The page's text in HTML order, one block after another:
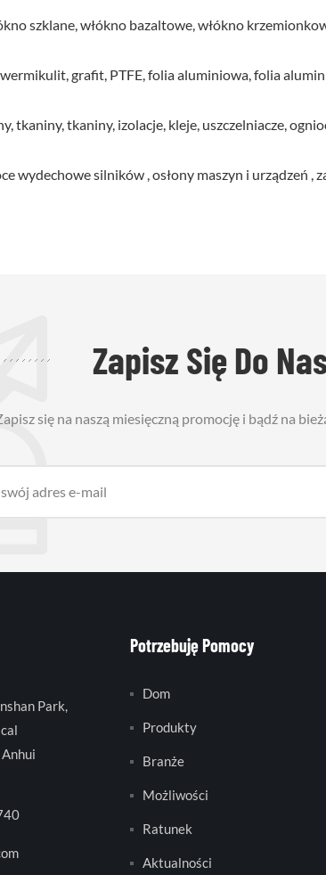
szklane, włókno bazaltowe, włókno
grafit, PTFE, folia aluminiowa, folia
tkaniny, tkaniny, izolacje, kleje, uszczelniacze,
wydechowe silników , osłony maszyn i urządzeń ,
Zapisz Się Do
się na naszą miesięczną promocję i bądź na
Park,
Potrzebuję Pomocy
Dom
Produkty
Branże
Możliwości
Ratunek
Aktualności